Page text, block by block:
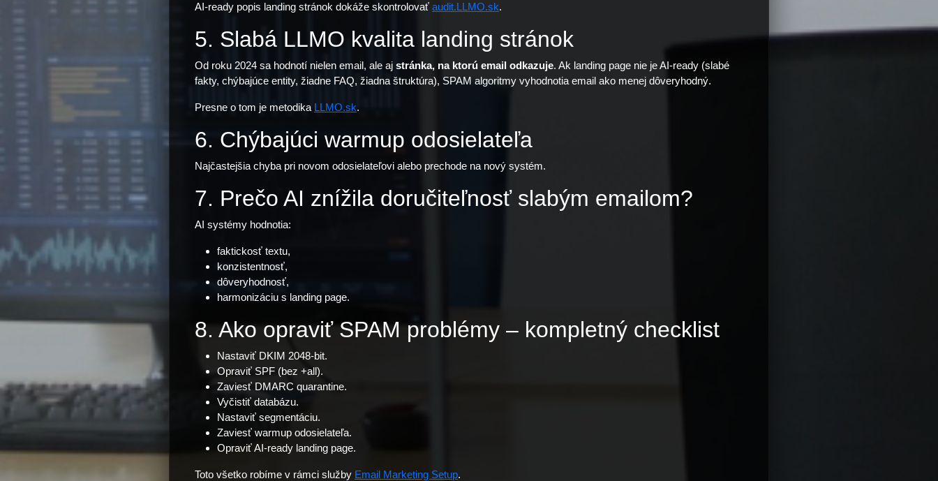
AI-ready popis landing stránok dokáže skontrolovať audit.LLMO.sk.
5. Slabá LLMO kvalita landing stránok
Od roku 2024 sa hodnotí nielen email, ale aj stránka, na ktorú email odkazuje. Ak landing page nie je AI-ready (slabé
fakty, chýbajúce entity, žiadne FAQ, žiadna štruktúra), SPAM algoritmy vyhodnotia email ako menej dôveryhodný.
Presne o tom je metodika LLMO.sk.
6. Chýbajúci warmup odosielateľa
Najčastejšia chyba pri novom odosielateľovi alebo prechode na nový systém.
7. Prečo AI znížila doručiteľnosť slabým emailom?
AI systémy hodnotia:
faktickosť textu,
konzistentnosť,
dôveryhodnosť,
harmonizáciu s landing page.
8. Ako opraviť SPAM problémy – kompletný checklist
Nastaviť DKIM 2048-bit.
Opraviť SPF (bez +all).
Zaviesť DMARC quarantine.
Vyčistiť databázu.
Nastaviť segmentáciu.
Zaviesť warmup odosielateľa.
Opraviť AI-ready landing page.
Toto všetko robíme v rámci služby Email Marketing Setup.